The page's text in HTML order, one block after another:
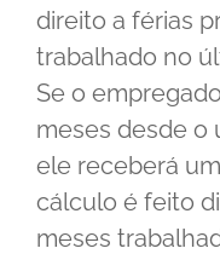
direito a férias
trabalhado no
Se o
meses desde o
ele receberá
cálculo é feito
meses